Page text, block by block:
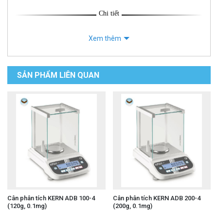
Chi tiết
Xem thêm
SẢN PHẨM LIÊN QUAN
Cân phân tích KERN ADB 100-4
(120g, 0.1mg)
Cân phân tích KERN ADB 200-4
(200g, 0.1mg)